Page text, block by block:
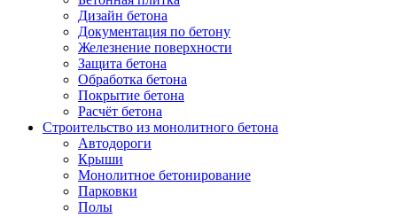
Дизайн бетона
Документация по бетону
Железнение поверхности
Защита бетона
Обработка бетона
Покрытие бетона
Расчёт бетона
Строительство из монолитного бетона
Автодороги
Крыши
Монолитное бетонирование
Парковки
Полы